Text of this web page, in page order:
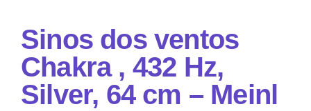
Sinos dos ventos
Chakra , 432 Hz,
Silver, 64 cm – Meinl